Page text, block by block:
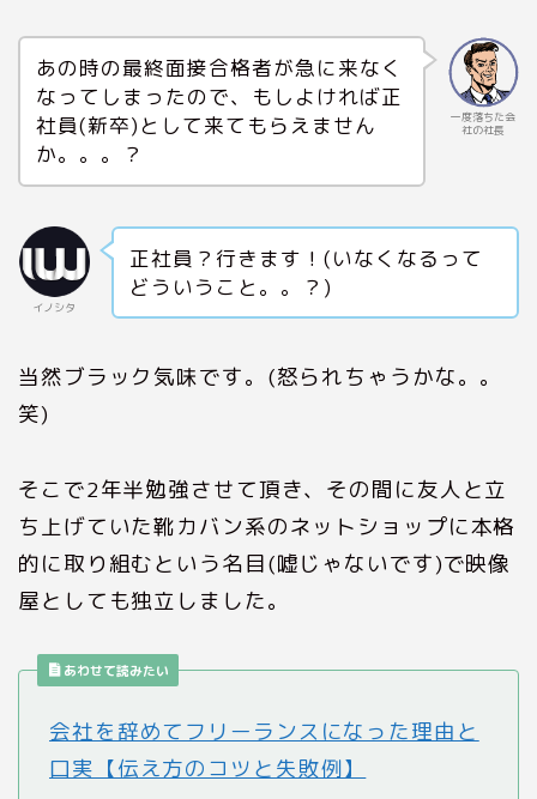
一度落ちた会
社の社長
あの時の最終面接合格者が急に来なく
なってしまったので、もしよければ正
社員(新卒)として来てもらえません
か。。。？
イノシタ
正社員？行きます！(いなくなるって
どういうこと。。？)
当然ブラック気味です。(怒られちゃうかな。。
笑)
そこで2年半勉強させて頂き、その間に友人と立
ち上げていた靴カバン系のネットショップに本格
的に取り組むという名目(嘘じゃないです)で映像
屋としても独立しました。
あわせて読みたい
会社を辞めてフリーランスになった理由と
口実【伝え方のコツと失敗例】